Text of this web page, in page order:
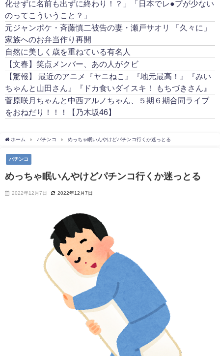
化せずに名前も出ずに終わり！？」「日本でレ●プが少ない
のってこういうこと？」
元ジャンポケ・斉藤慎二被告の妻・瀬戸サオリ 「久々に」
家族へのお弁当作り再開
自然に美しく歳を重ねている有名人
【文春】笑点メンバー、あの人がクビ
【驚報】 最近のアニメ『ヤニねこ』『地元最高！』『みい
ちゃんと山田さん』『ドカ食いダイスキ！ もちづきさん』
菅原咲月ちゃんと中西アルノちゃん、５期６期合同ライブ
をおねだり！！！【乃木坂46】
ホーム パチンコ めっちゃ眠いんやけどパチンコ行くか迷っとる
パチンコ
めっちゃ眠いんやけどパチンコ行くか迷っとる
2022年12月7日 2022年12月7日